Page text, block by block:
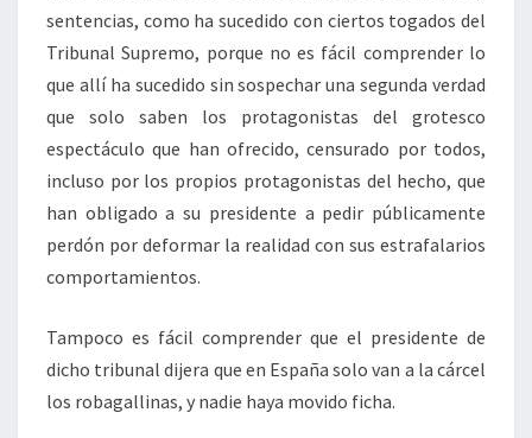
sentencias, como ha sucedido con ciertos togados del
Tribunal Supremo, porque no es fácil comprender lo
que allí ha sucedido sin sospechar una segunda verdad
que solo saben los protagonistas del grotesco
espectáculo que han ofrecido, censurado por todos,
incluso por los propios protagonistas del hecho, que
han obligado a su presidente a pedir públicamente
perdón por deformar la realidad con sus estrafalarios
comportamientos.
Tampoco es fácil comprender que el presidente de
dicho tribunal dijera que en España solo van a la cárcel
los robagallinas, y nadie haya movido ficha.